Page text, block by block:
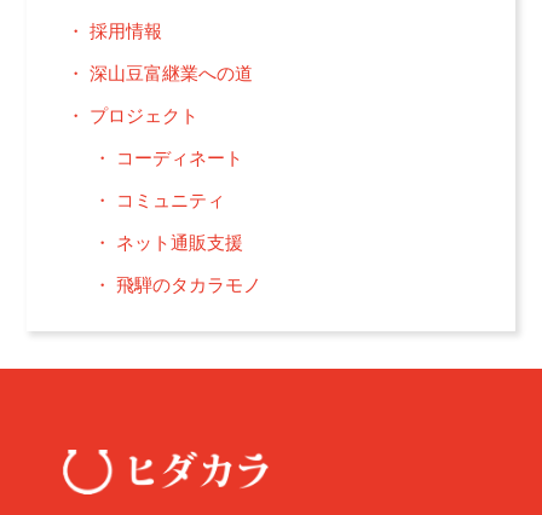
採用情報
深山豆富継業への道
プロジェクト
コーディネート
コミュニティ
ネット通販支援
飛騨のタカラモノ